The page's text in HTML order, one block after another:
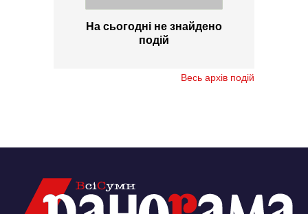
На сьогодні не знайдено
подій
Весь архів подій